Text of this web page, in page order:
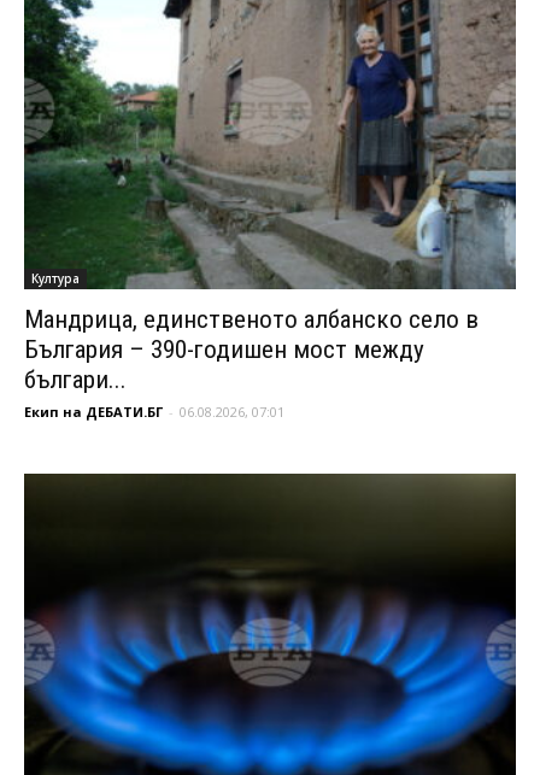
Култура
Мандрица, единственото албанско село в
България – 390-годишен мост между
българи...
Екип на ДЕБАТИ.БГ - 06.08.2026, 07:01